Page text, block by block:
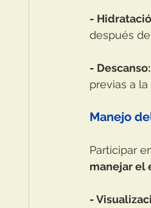
-
después
- Descanso:
previas a
Manejo
Participar
manejar el
-